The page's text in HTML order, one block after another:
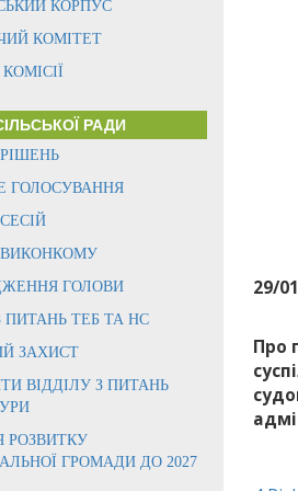
КОРПУС
КОМІТЕТ
РАДИ
ГОЛОСУВАННЯ
ГОЛОВИ
ПИТАНЬ ТЕБ ТА НС
ЗАХИСТ
ВІДДІЛУ З ПИТАНЬ
РОЗВИТКУ
ГРОМАДИ ДО 2027
29/
Про